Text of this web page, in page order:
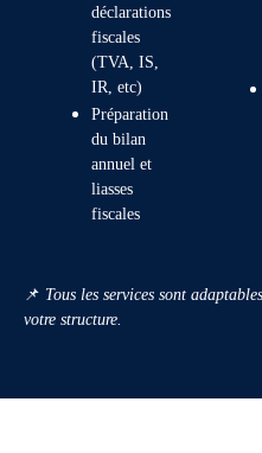
déclarations
fiscales
(TVA, IS,
IR, etc)
Préparation
du bilan
annuel et
liasses
fiscales
📌 Tous les services sont
votre structure.